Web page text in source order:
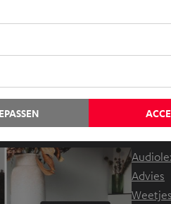
of dagelijkse taken op het
contact met ons op
Advies
Weetjes